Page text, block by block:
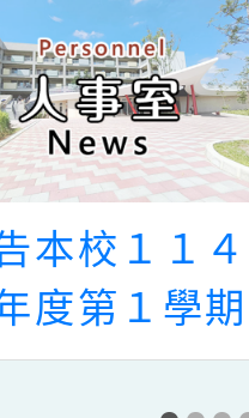
本校１１４
度第１學期
次代理教師